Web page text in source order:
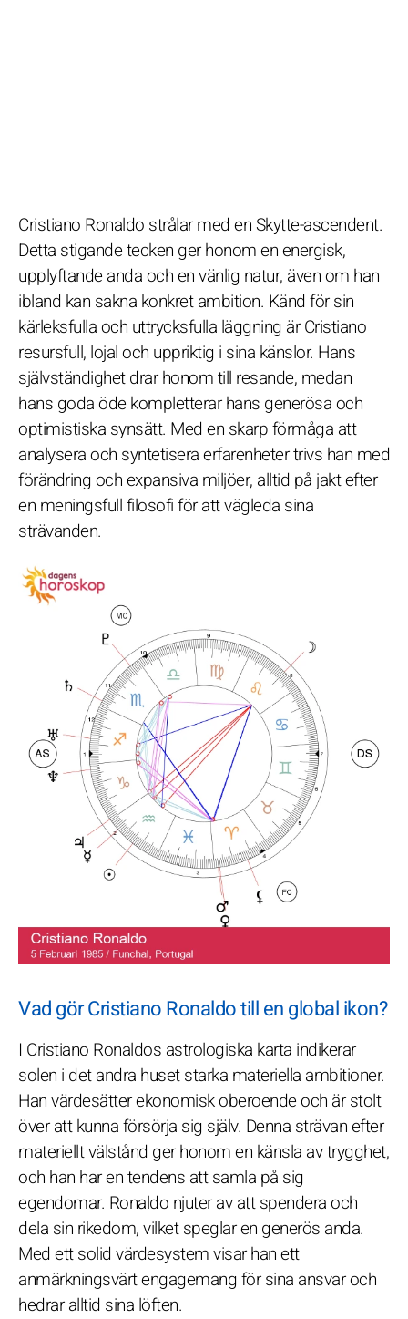
Cristiano Ronaldo strålar med en Skytte-ascendent.
Detta stigande tecken ger honom en energisk,
upplyftande anda och en vänlig natur, även om han
ibland kan sakna konkret ambition. Känd för sin
kärleksfulla och uttrycksfulla läggning är Cristiano
resursfull, lojal och uppriktig i sina känslor. Hans
självständighet drar honom till resande, medan
hans goda öde kompletterar hans generösa och
optimistiska synsätt. Med en skarp förmåga att
analysera och syntetisera erfarenheter trivs han med
förändring och expansiva miljöer, alltid på jakt efter
en meningsfull filosofi för att vägleda sina
strävanden.
Vad gör Cristiano Ronaldo till en global ikon?
I Cristiano Ronaldos astrologiska karta indikerar
solen i det andra huset starka materiella ambitioner.
Han värdesätter ekonomisk oberoende och är stolt
över att kunna försörja sig själv. Denna strävan efter
materiellt välstånd ger honom en känsla av trygghet,
och han har en tendens att samla på sig
egendomar. Ronaldo njuter av att spendera och
dela sin rikedom, vilket speglar en generös anda.
Med ett solid värdesystem visar han ett
anmärkningsvärt engagemang för sina ansvar och
hedrar alltid sina löften.